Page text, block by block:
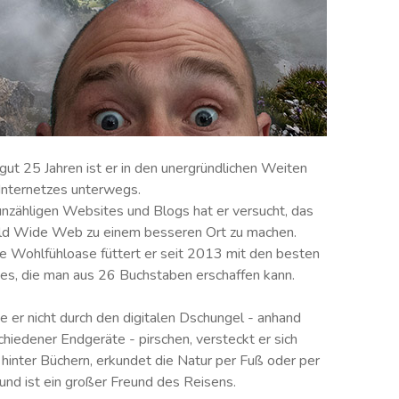
25 Jahren ist er in den unergründlichen Weiten
unterwegs.
Websites und Blogs hat er versucht, das
Wide Web zu einem besseren Ort zu machen.
Wohlfühloase füttert er seit 2013 mit den besten
die man aus 26 Buchstaben erschaffen kann.
er nicht durch den digitalen Dschungel - anhand
Endgeräte - pirschen, versteckt er sich
Büchern, erkundet die Natur per Fuß oder per
ist ein großer Freund des Reisens.